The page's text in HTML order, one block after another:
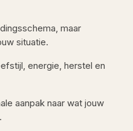
maar
situatie.
energie, herstel en
aanpak naar wat jouw